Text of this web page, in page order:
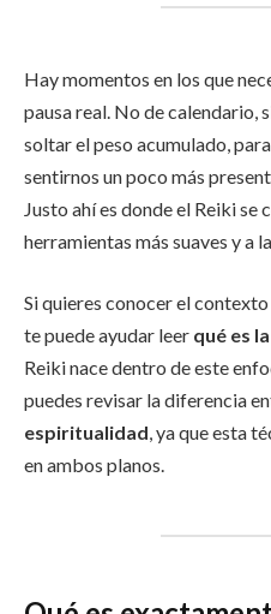
Hay momentos en los que
pausa real. No de calendario,
soltar el peso acumulado,
sentirnos un poco más
Justo ahí es donde el Reiki se
herramientas más suaves y a
Si quieres conocer el
te puede ayudar leer qué es
Reiki nace dentro de este
puedes revisar la diferencia
espiritualidad, ya que esta
en ambos planos.